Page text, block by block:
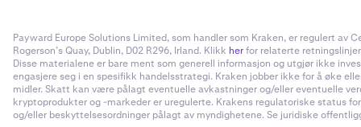
Payward Europe Solutions Limited, som handler som Kraken, er regulert av
Rogerson’s Quay, Dublin, D02 R296, Irland. Klikk herfor relaterte
Disse materialene er bare ment som generell informasjon og utgjør ikke
engasjere seg i en spesifikk handelsstrategi. Kraken jobber ikke for å øke
midler. Skatt kan være pålagt eventuelle avkastninger og/eller eventuelle
kryptoprodukter og -markeder er uregulerte. Krakens regulatoriske status
og/eller beskyttelsesordninger pålagt av myndighetene. Se juridiske